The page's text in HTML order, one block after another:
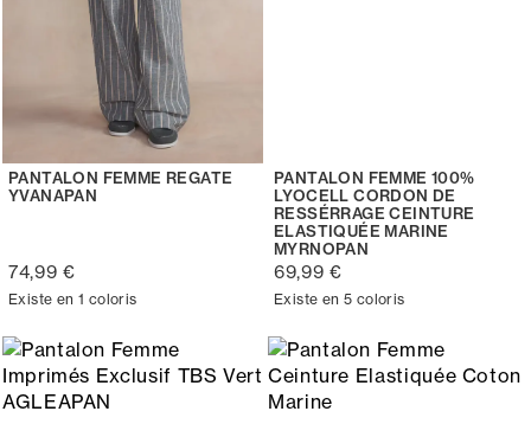
PANTALON FEMME REGATE
YVANAPAN
74,99 €
Existe en 1 coloris
PANTALON FEMME 100%
LYOCELL CORDON DE
RESSÉRRAGE CEINTURE
ELASTIQUÉE MARINE
MYRNOPAN
69,99 €
Existe en 5 coloris